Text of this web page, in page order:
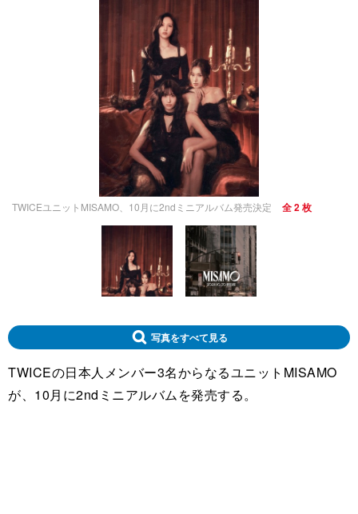
TWICEユニットMISAMO、10月に2ndミニアルバム発売決定 全 2 枚
写真をすべて見る
TWICEの日本人メンバー3名からなるユニットMISAMO
が、10月に2ndミニアルバムを発売する。